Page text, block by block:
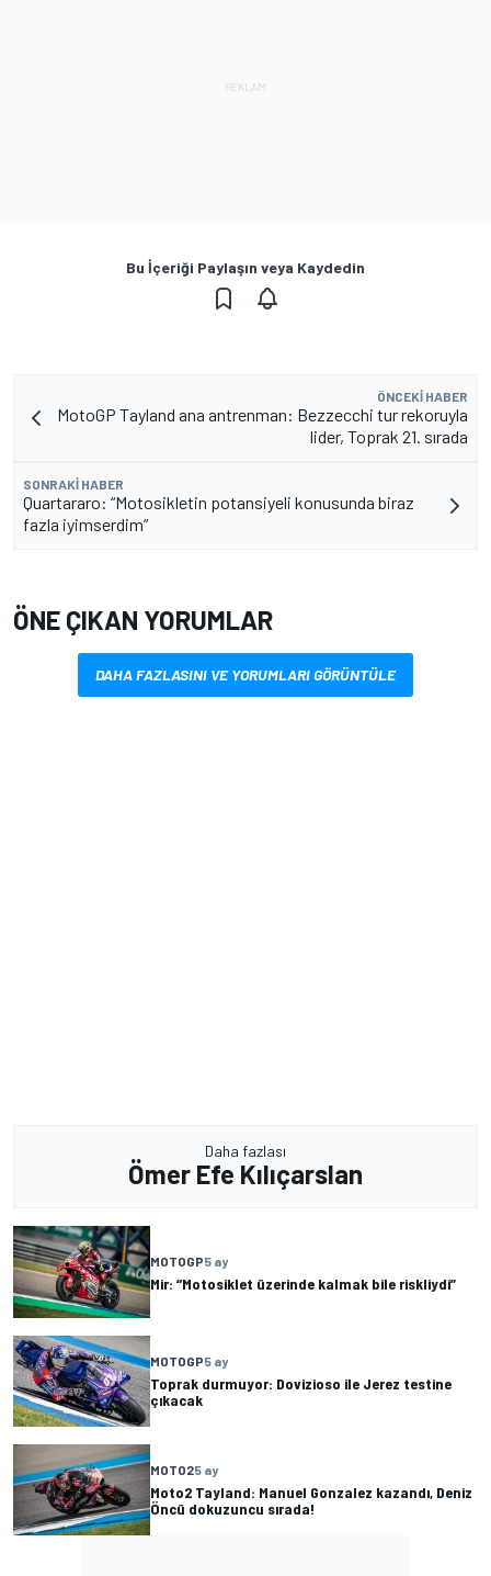
Bu İçeriği Paylaşın veya Kaydedin
ÖNCEKI HABER
MotoGP Tayland ana antrenman: Bezzecchi tur rekoruyla
lider, Toprak 21. sırada
SONRAKI HABER
Quartararo: “Motosikletin potansiyeli konusunda biraz
fazla iyimserdim”
ÖNE ÇIKAN YORUMLAR
DAHA FAZLASINI VE YORUMLARI GÖRÜNTÜLE
Daha fazlası
Ömer Efe Kılıçarslan
MOTOGP5 ay
Mir: “Motosiklet üzerinde kalmak bile riskliydi”
MOTOGP5 ay
Toprak durmuyor: Dovizioso ile Jerez testine
çıkacak
MOTO25 ay
Moto2 Tayland: Manuel Gonzalez kazandı, Deniz
Öncü dokuzuncu sırada!